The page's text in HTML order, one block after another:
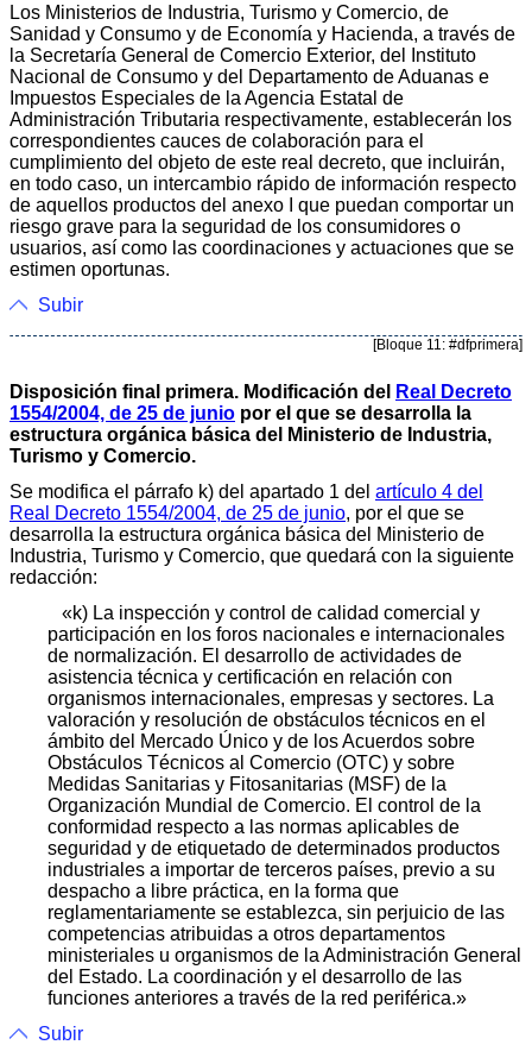
Los Ministerios de Industria, Turismo y Comercio, de
Sanidad y Consumo y de Economía y Hacienda, a través de
la Secretaría General de Comercio Exterior, del Instituto
Nacional de Consumo y del Departamento de Aduanas e
Impuestos Especiales de la Agencia Estatal de
Administración Tributaria respectivamente, establecerán los
correspondientes cauces de colaboración para el
cumplimiento del objeto de este real decreto, que incluirán,
en todo caso, un intercambio rápido de información respecto
de aquellos productos del anexo I que puedan comportar un
riesgo grave para la seguridad de los consumidores o
usuarios, así como las coordinaciones y actuaciones que se
estimen oportunas.
Subir
[Bloque 11: #dfprimera]
Disposición final primera. Modificación del
Real Decreto
1554/2004, de 25 de junio por el que se desarrolla la
estructura orgánica básica del Ministerio de Industria,
Turismo y Comercio.
Se modifica el párrafo k) del apartado 1 del artículo 4 del
Real Decreto 1554/2004, de 25 de junio, por el que se
desarrolla la estructura orgánica básica del Ministerio de
Industria, Turismo y Comercio, que quedará con la siguiente
redacción:
«k) La inspección y control de calidad comercial y
participación en los foros nacionales e internacionales
de normalización. El desarrollo de actividades de
asistencia técnica y certificación en relación con
organismos internacionales, empresas y sectores. La
valoración y resolución de obstáculos técnicos en el
ámbito del Mercado Único y de los Acuerdos sobre
Obstáculos Técnicos al Comercio (OTC) y sobre
Medidas Sanitarias y Fitosanitarias (MSF) de la
Organización Mundial de Comercio. El control de la
conformidad respecto a las normas aplicables de
seguridad y de etiquetado de determinados productos
industriales a importar de terceros países, previo a su
despacho a libre práctica, en la forma que
reglamentariamente se establezca, sin perjuicio de las
competencias atribuidas a otros departamentos
ministeriales u organismos de la Administración General
del Estado. La coordinación y el desarrollo de las
funciones anteriores a través de la red periférica.»
Subir